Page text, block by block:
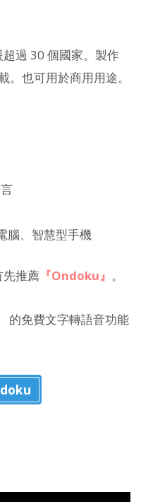
過 30 個國家。製作
。也可用於商用用途。
腦、智慧型手機
先推薦 『Ondoku』 。
的免費文字轉語音功能